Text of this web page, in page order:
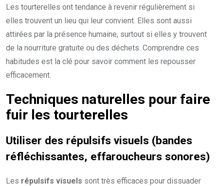
Les tourterelles ont tendance à revenir régulièrement si
elles trouvent un lieu qui leur convient. Elles sont aussi
attirées par la présence humaine, surtout si elles y trouvent
de la nourriture gratuite ou des déchets. Comprendre ces
habitudes est la clé pour savoir comment les repousser
efficacement.
Techniques naturelles pour faire
fuir les tourterelles
Utiliser des répulsifs visuels (bandes
réfléchissantes, effaroucheurs sonores)
Les répulsifs visuels sont très efficaces pour dissuader